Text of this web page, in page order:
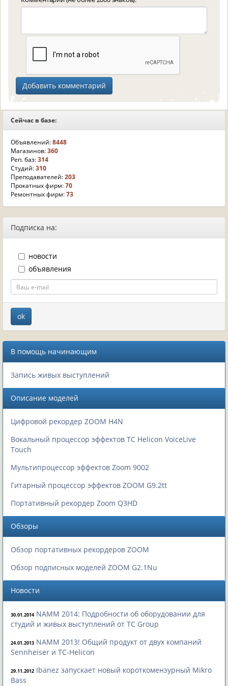
Сейчас в базе:
Объявлений:8448
Магазинов:360
Реп. баз:314
Студий:310
Преподавателей:203
Прокатных фирм:70
Ремонтных фирм:73
Подписка на:
новости
объявления
В помощь начинающим
Запись живых выступлений
Описание моделей
Цифровой рекордер ZOOM H4N
Вокальный процессор эффектов TC Helicon VoiceLive
Touch
Мультипроцессор эффектов Zoom 9002
Гитарный процессор эффектов ZOOM G9.2tt
Портативный рекордер Zoom Q3HD
Обзоры
Обзор портативных рекордеров ZOOM
Обзор подписных моделей ZOOM G2.1Nu
Новости
30.01.2014 NAMM 2014: Подробности об оборудовании для
студий и живых выступлений от TC Group
24.01.2013 NAMM 2013! Общий продукт от двух компаний
Sennheiser и TC-Helicon
29.11.2012 Ibanez запускает новый короткомензурный Mikro
Bass